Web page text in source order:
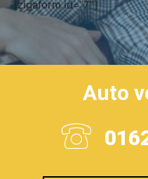
[zigaform id=“7″]
Auto